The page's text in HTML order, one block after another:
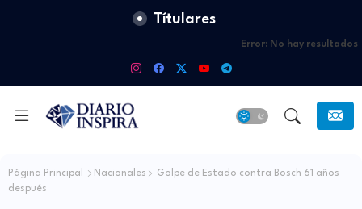
Títulares
Error: No hay resultados
Página Principal Nacionales
Golpe de Estado contra Bosch 61 años
después